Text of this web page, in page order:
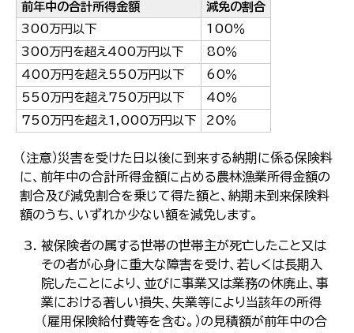
前年中の合計所得金額
減免の割合
300万円以下
100％
300万円を超え400万円以下
80％
400万円を超え550万円以下
60％
550万円を超え750万円以下
40％
750万円を超え1,000万円以下
20％
（注意）災害を受けた日以後に到来する納期に係る保険料
に、前年中の合計所得金額に占める農林漁業所得金額の
割合及び減免割合を乗じて得た額と、納期未到来保険料
額のうち、いずれか少ない額を減免します。
被保険者の属する世帯の世帯主が死亡したこと又は
その者が心身に重大な障害を受け、若しくは長期入
院したことにより、並びに事業又は業務の休廃止、事
業における著しい損失、失業等により当該年の所得
（雇用保険給付費等を含む。）の見積額が前年中の合